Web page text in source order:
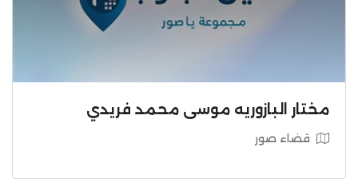
مختار البازوريه موسى محمد فريدي
قضاء صور